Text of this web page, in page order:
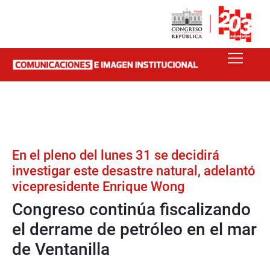
En el pleno del lunes 31 se decidirá
investigar este desastre natural, adelantó
vicepresidente Enrique Wong
Congreso continúa fiscalizando
el derrame de petróleo en el mar
de Ventanilla